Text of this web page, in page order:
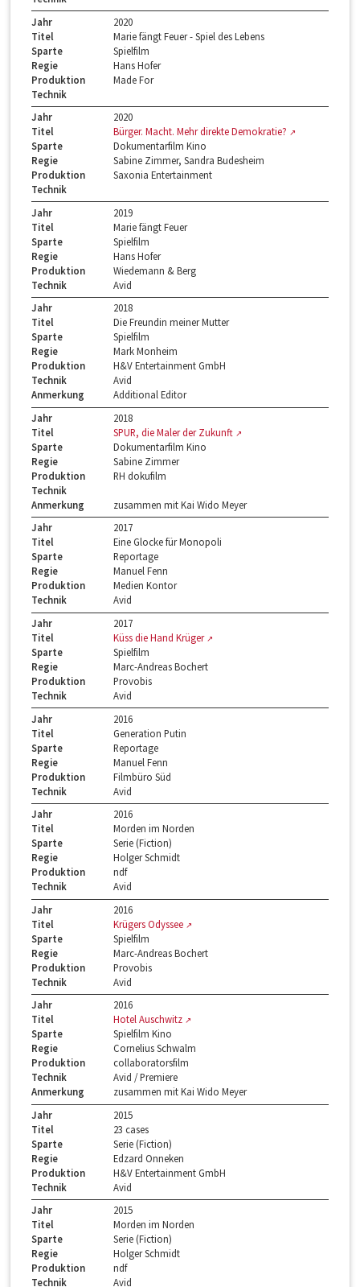
Jahr
2020
Titel
Marie fängt Feuer - Spiel des Lebens
Sparte
Spielfilm
Regie
Hans Hofer
Produktion
Made For
Technik
Jahr
2020
Titel
Bürger. Macht. Mehr direkte Demokratie?
Sparte
Dokumentarfilm Kino
Regie
Sabine Zimmer, Sandra Budesheim
Produktion
Saxonia Entertainment
Technik
Jahr
2019
Titel
Marie fängt Feuer
Sparte
Spielfilm
Regie
Hans Hofer
Produktion
Wiedemann & Berg
Technik
Avid
Jahr
2018
Titel
Die Freundin meiner Mutter
Sparte
Spielfilm
Regie
Mark Monheim
Produktion
H&V Entertainment GmbH
Technik
Avid
Anmerkung
Additional Editor
Jahr
2018
Titel
SPUR, die Maler der Zukunft
Sparte
Dokumentarfilm Kino
Regie
Sabine Zimmer
Produktion
RH dokufilm
Technik
Anmerkung
zusammen mit Kai Wido Meyer
Jahr
2017
Titel
Eine Glocke für Monopoli
Sparte
Reportage
Regie
Manuel Fenn
Produktion
Medien Kontor
Technik
Avid
Jahr
2017
Titel
Küss die Hand Krüger
Sparte
Spielfilm
Regie
Marc-Andreas Bochert
Produktion
Provobis
Technik
Avid
Jahr
2016
Titel
Generation Putin
Sparte
Reportage
Regie
Manuel Fenn
Produktion
Filmbüro Süd
Technik
Avid
Jahr
2016
Titel
Morden im Norden
Sparte
Serie (Fiction)
Regie
Holger Schmidt
Produktion
ndf
Technik
Avid
Jahr
2016
Titel
Krügers Odyssee
Sparte
Spielfilm
Regie
Marc-Andreas Bochert
Produktion
Provobis
Technik
Avid
Jahr
2016
Titel
Hotel Auschwitz
Sparte
Spielfilm Kino
Regie
Cornelius Schwalm
Produktion
collaboratorsfilm
Technik
Avid / Premiere
Anmerkung
zusammen mit Kai Wido Meyer
Jahr
2015
Titel
23 cases
Sparte
Serie (Fiction)
Regie
Edzard Onneken
Produktion
H&V Entertainment GmbH
Technik
Avid
Jahr
2015
Titel
Morden im Norden
Sparte
Serie (Fiction)
Regie
Holger Schmidt
Produktion
ndf
Technik
Avid